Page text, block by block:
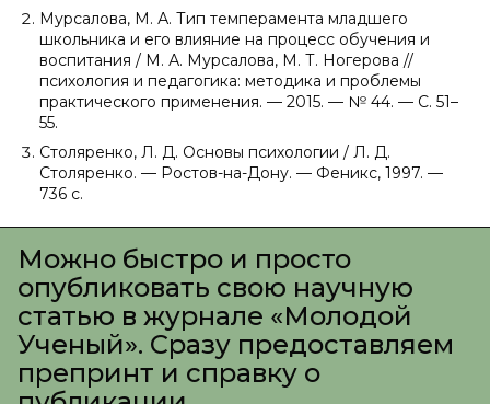
Мурсалова, М. А. Тип темперамента младшего
школьника и его влияние на процесс обучения и
воспитания / М. А. Мурсалова, М. Т. Ногерова //
психология и педагогика: методика и проблемы
практического применения. — 2015. — № 44. — С. 51–
55.
Столяренко, Л. Д. Основы психологии / Л. Д.
Столяренко. — Ростов-на-Дону. — Феникс, 1997. —
736 с.
Можно быстро и просто
опубликовать свою научную
статью в журнале «Молодой
Ученый». Сразу предоставляем
препринт и справку о